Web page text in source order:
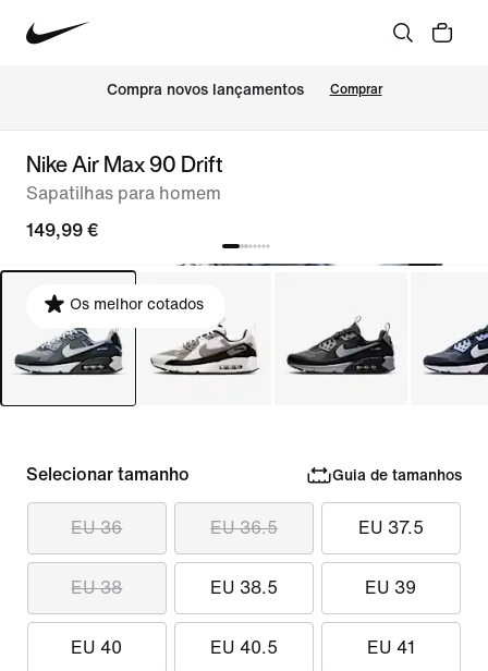
Compra novos lançamentos Comprar
Nike Air Max 90 Drift
Sapatilhas para homem
149,99 €
Os melhor cotados
Selecionar tamanho Guia de tamanhos
EU 36 EU 36.5 EU 37.5
EU 38 EU 38.5 EU 39
EU 40 EU 40.5 EU 41